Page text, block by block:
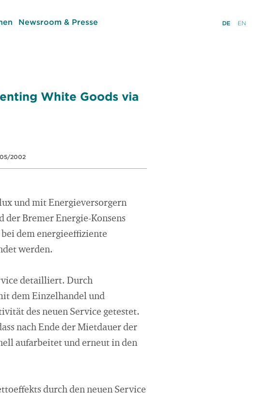
Newsroom & Presse DE EN
White Goods via
2002
und mit Energieversorgern
der Bremer Energie-Konsens
dem energieeffiziente
werden.
detailliert. Durch
dem Einzelhandel und
des neuen Service getestet.
nach Ende der Mietdauer der
aufarbeitet und erneut in den
durch den neuen Service